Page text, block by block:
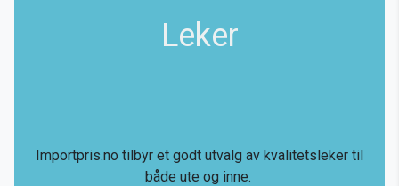
Leker
Importpris.no tilbyr et godt utvalg av kvalitetsleker til
både ute og inne.